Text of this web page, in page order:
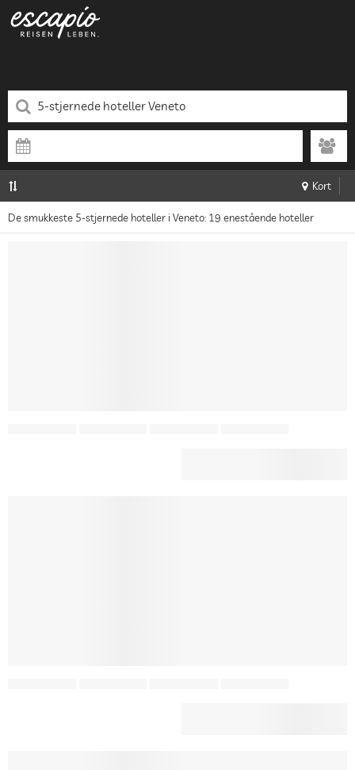
Kort
De smukkeste 5-stjernede hoteller i Veneto: 19 enestående hoteller